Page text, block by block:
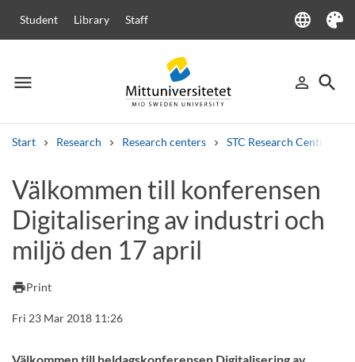
Student Library Staff language
Language
Theme
menu
Menu person_outline
Sign in
search
Start Research Research centers STC Research Centre
Other search services
Courses and programmes Syllabus Welcome lettersStaff
Job vacancies
Välkommen till konferensen
Digitalisering av industri och
miljö den 17 april
printPrint
Fri 23 Mar 2018 11:26